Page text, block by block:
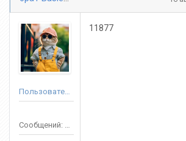
Пользователь
Сообщений: 3688
11877